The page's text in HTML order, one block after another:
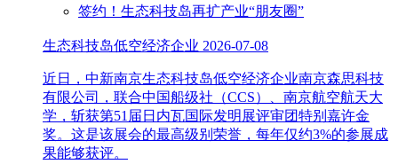
签约！生态科技岛再扩产业“朋友圈”
生态科技岛低空经济企业 2026-07-08
近日，中新南京生态科技岛低空经济企业南京森思科技
有限公司，联合中国船级社（CCS）、南京航空航天大
学，斩获第51届日内瓦国际发明展评审团特别嘉许金
奖。这是该展会的最高级别荣誉，每年仅约3%的参展成
果能够获评。